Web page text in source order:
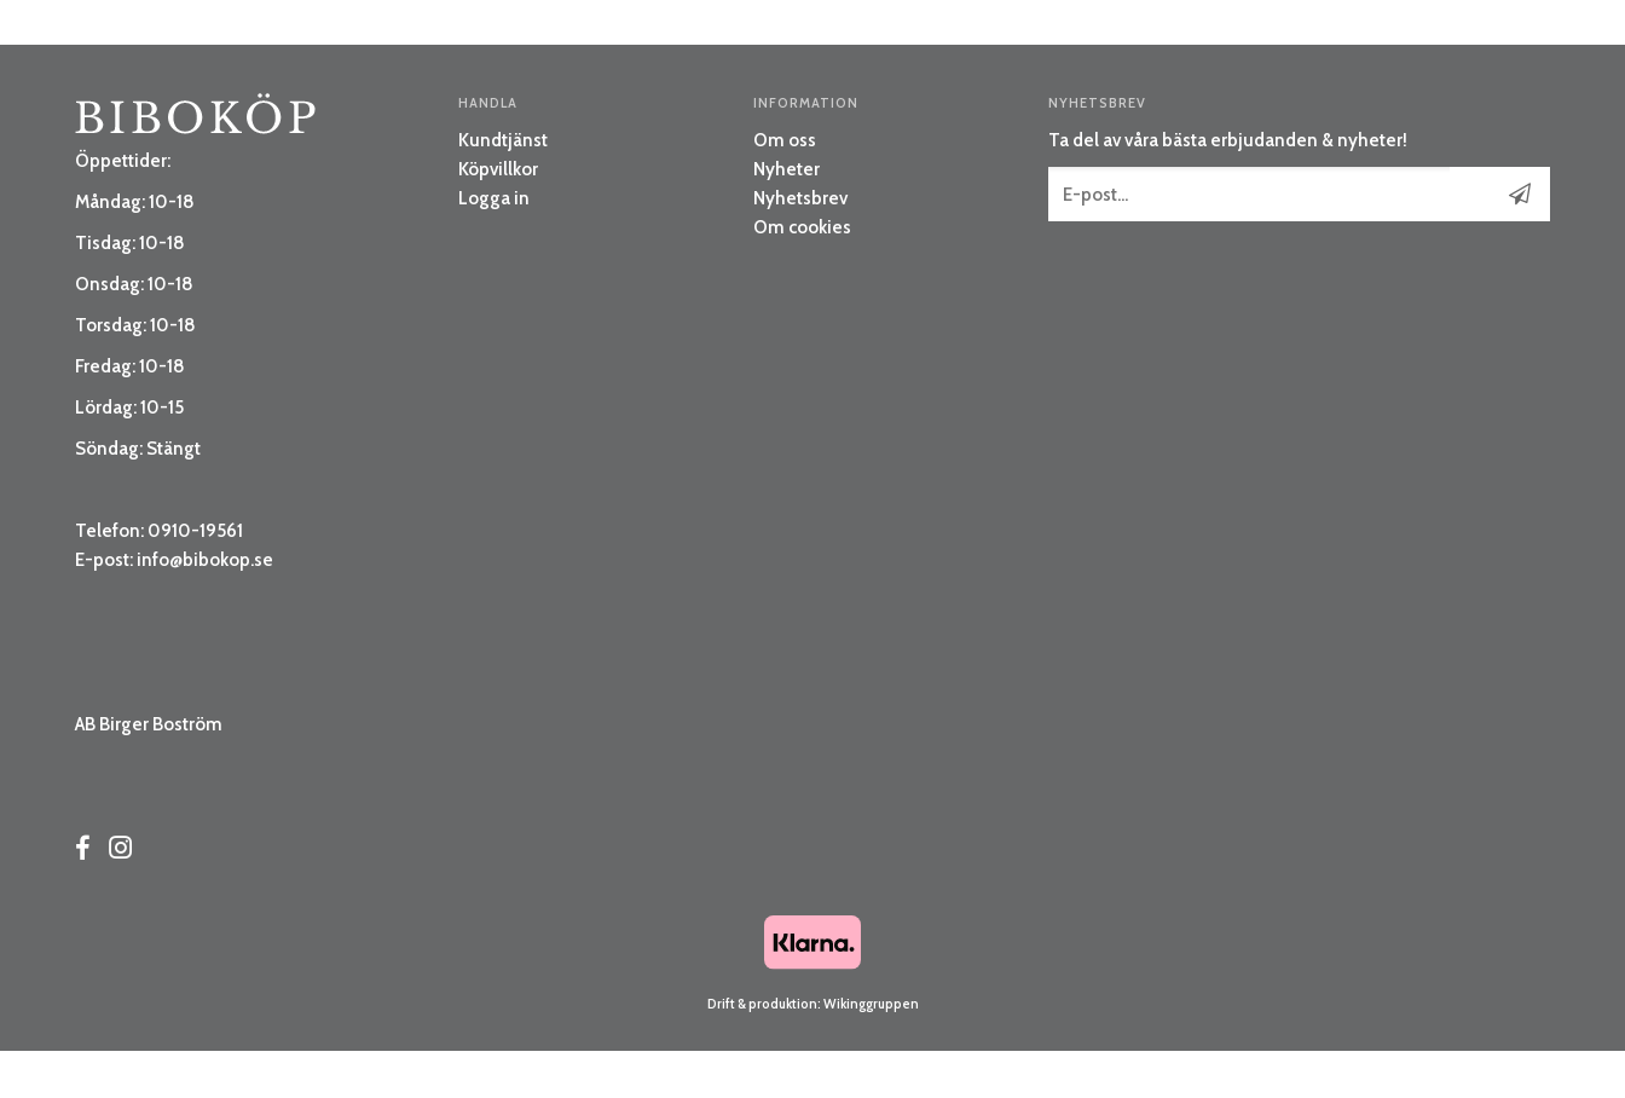
Öppettider:
Måndag: 10-18
Tisdag: 10-18
Onsdag: 10-18
Torsdag: 10-18
Fredag: 10-18
Lördag: 10-15
Söndag: Stängt
Telefon: 0910-19561
E-post: info@bibokop.se
AB Birger Boström
HANDLA
Kundtjänst
Köpvillkor
Logga in
INFORMATION
Om oss
Nyheter
Nyhetsbrev
Om cookies
NYHETSBREV
Ta del av våra bästa erbjudanden & nyheter!
Drift & produktion: Wikinggruppen